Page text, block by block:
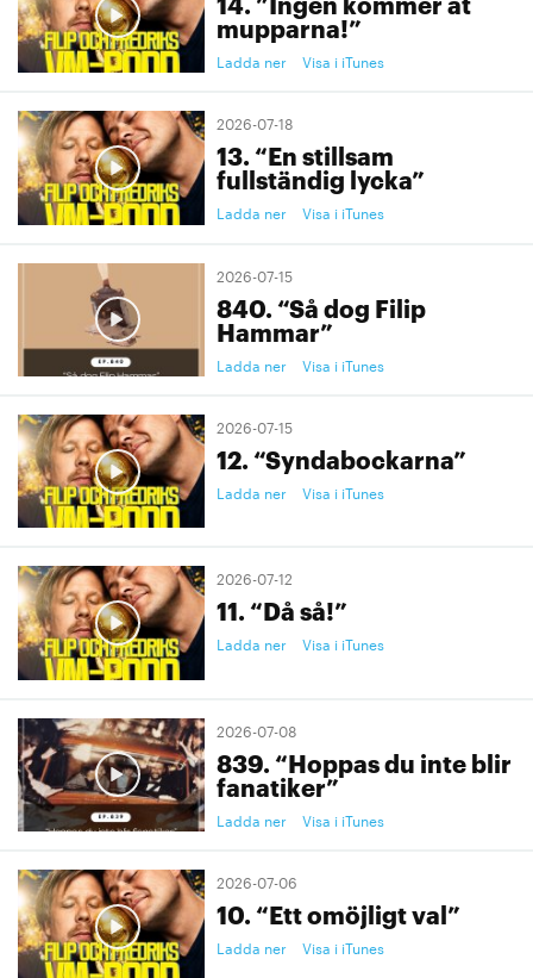
mupparna!”
Ladda ner Visa i iTunes
2026-07-18
13. “En stillsam
fullständig lycka”
Ladda ner Visa i iTunes
2026-07-15
840. “Så dog Filip
Hammar”
Ladda ner Visa i iTunes
2026-07-15
12. “Syndabockarna”
Ladda ner Visa i iTunes
2026-07-12
11. “Då så!”
Ladda ner Visa i iTunes
2026-07-08
839. “Hoppas du inte blir
fanatiker”
Ladda ner Visa i iTunes
2026-07-06
10. “Ett omöjligt val”
Ladda ner Visa i iTunes